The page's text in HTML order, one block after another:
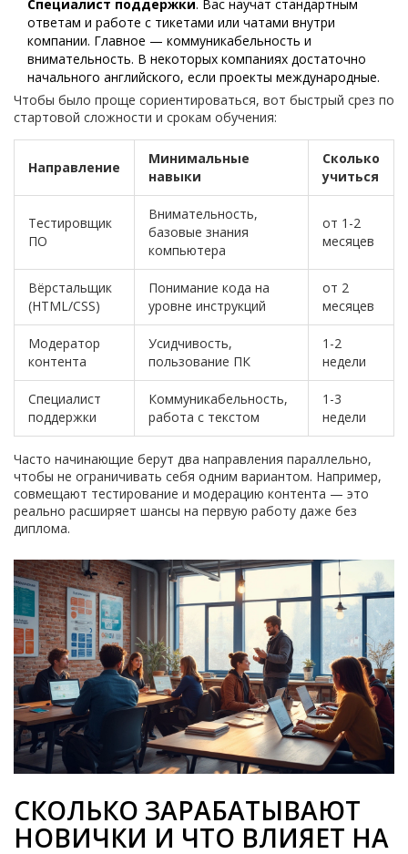
Специалист поддержки. Вас научат стандартным
ответам и работе с тикетами или чатами внутри
компании. Главное — коммуникабельность и
внимательность. В некоторых компаниях достаточно
начального английского, если проекты международные.
Чтобы было проще сориентироваться, вот быстрый срез по
стартовой сложности и срокам обучения:
Направление
Минимальные
навыки
Сколько
учиться
Тестировщик
ПО
Внимательность,
базовые знания
компьютера
от 1-2
месяцев
Вёрстальщик
(HTML/CSS)
Понимание кода на
уровне инструкций
от 2
месяцев
Модератор
контента
Усидчивость,
пользование ПК
1-2
недели
Специалист
поддержки
Коммуникабельность,
работа с текстом
1-3
недели
Часто начинающие берут два направления параллельно,
чтобы не ограничивать себя одним вариантом. Например,
совмещают тестирование и модерацию контента — это
реально расширяет шансы на первую работу даже без
диплома.
СКОЛЬКО ЗАРАБАТЫВАЮТ
НОВИЧКИ И ЧТО ВЛИЯЕТ НА